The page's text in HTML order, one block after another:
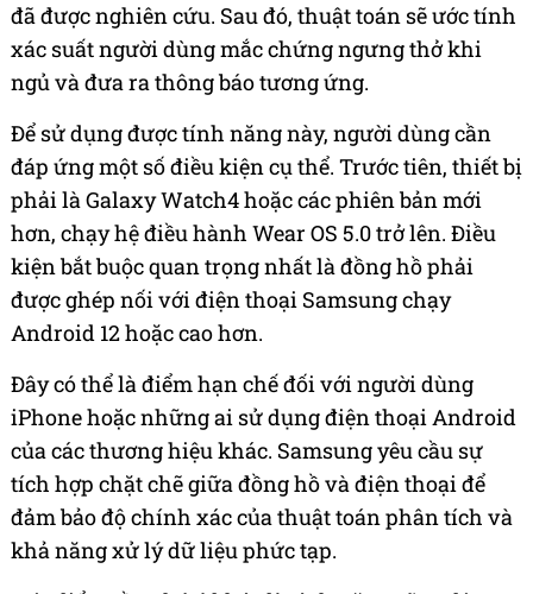
đã được nghiên cứu. Sau đó, thuật toán sẽ ước tính
xác suất người dùng mắc chứng ngưng thở khi
ngủ và đưa ra thông báo tương ứng.
Để sử dụng được tính năng này, người dùng cần
đáp ứng một số điều kiện cụ thể. Trước tiên, thiết bị
phải là Galaxy Watch4 hoặc các phiên bản mới
hơn, chạy hệ điều hành Wear OS 5.0 trở lên. Điều
kiện bắt buộc quan trọng nhất là đồng hồ phải
được ghép nối với điện thoại Samsung chạy
Android 12 hoặc cao hơn.
Đây có thể là điểm hạn chế đối với người dùng
iPhone hoặc những ai sử dụng điện thoại Android
của các thương hiệu khác. Samsung yêu cầu sự
tích hợp chặt chẽ giữa đồng hồ và điện thoại để
đảm bảo độ chính xác của thuật toán phân tích và
khả năng xử lý dữ liệu phức tạp.